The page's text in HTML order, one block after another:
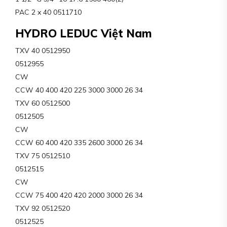
PAC 2 x 40 0511710
HYDRO LEDUC Việt Nam
TXV 40 0512950
0512955
CW
CCW 40 400 420 225 3000 3000 26 34
TXV 60 0512500
0512505
CW
CCW 60 400 420 335 2600 3000 26 34
TXV 75 0512510
0512515
CW
CCW 75 400 420 420 2000 3000 26 34
TXV 92 0512520
0512525